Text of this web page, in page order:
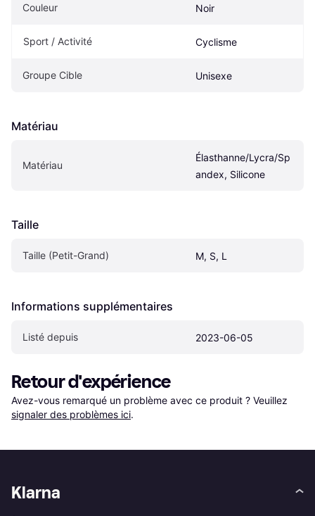
Couleur Noir
Sport / Activité Cyclisme
Groupe Cible Unisexe
Matériau
Matériau
Élasthanne/Lycra/Sp
andex, Silicone
Taille
Taille (Petit-Grand) M, S, L
Informations supplémentaires
Listé depuis 2023-06-05
Retour d'expérience
Avez-vous remarqué un problème avec ce produit ? Veuillez
signaler des problèmes ici.
Klarna